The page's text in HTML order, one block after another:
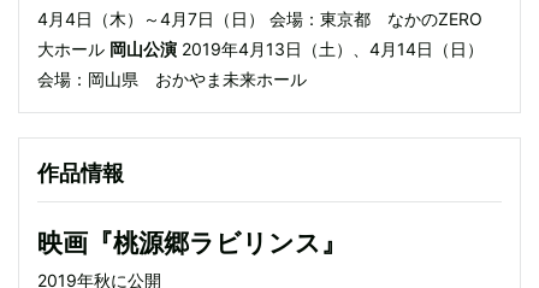
4月4日（木）～4月7日（日） 会場：東京都 なかのZERO
大ホール 岡山公演 2019年4月13日（土）、4月14日（日）
会場：岡山県 おかやま未来ホール
作品情報
映画『桃源郷ラビリンス』
2019年秋に公開